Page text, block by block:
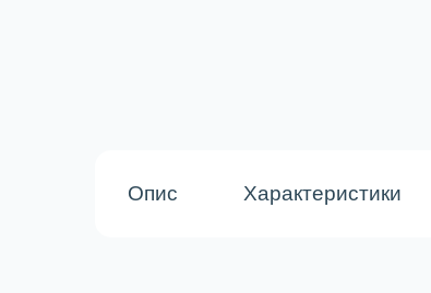
Опис Характеристики